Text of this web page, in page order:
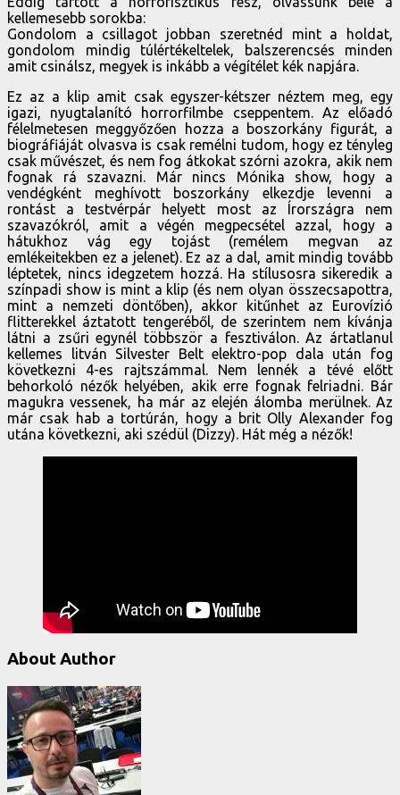
kellemesebb sorokba:
Gondolom a csillagot jobban szeretnéd mint a holdat,
gondolom mindig túlértékeltelek, balszerencsés minden
amit csinálsz, megyek is inkább a végítélet kék napjára.
Ez az a klip amit csak egyszer-kétszer néztem meg, egy
igazi, nyugtalanító horrorfilmbe cseppentem. Az előadó
félelmetesen meggyőzően hozza a boszorkány figurát, a
biográfiáját olvasva is csak remélni tudom, hogy ez tényleg
csak művészet, és nem fog átkokat szórni azokra, akik nem
fognak rá szavazni. Már nincs Mónika show, hogy a
vendégként meghívott boszorkány elkezdje levenni a
rontást a testvérpár helyett most az Írországra nem
szavazókról, amit a végén megpecsétel azzal, hogy a
hátukhoz vág egy tojást (remélem megvan az
emlékeitekben ez a jelenet). Ez az a dal, amit mindig tovább
léptetek, nincs idegzetem hozzá. Ha stílusosra sikeredik a
színpadi show is mint a klip (és nem olyan összecsapottra,
mint a nemzeti döntőben), akkor kitűnhet az Eurovízió
flitterekkel áztatott tengeréből, de szerintem nem kívánja
látni a zsűri egynél többször a fesztiválon. Az ártatlanul
kellemes litván Silvester Belt elektro-pop dala után fog
következni 4-es rajtszámmal. Nem lennék a tévé előtt
behorkoló nézők helyében, akik erre fognak felriadni. Bár
magukra vessenek, ha már az elején álomba merülnek. Az
már csak hab a tortúrán, hogy a brit Olly Alexander fog
utána következni, aki szédül (Dizzy). Hát még a nézők!
About Author